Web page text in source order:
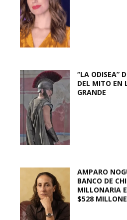
“LA ODISEA”
DEL MITO EN
GRANDE
AMPARO
BANCO DE
MILLONARIA
$528